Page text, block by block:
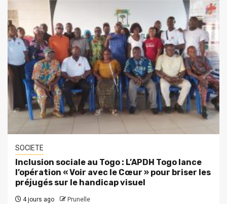
SOCIETE
Inclusion sociale au Togo : L’APDH Togo lance
l’opération « Voir avec le Cœur » pour briser les
préjugés sur le handicap visuel
4 jours ago Prunelle